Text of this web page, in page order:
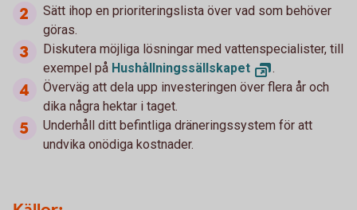
Sätt ihop en prioriteringslista över vad som behöver
göras.
Diskutera möjliga lösningar med vattenspecialister, till
exempel på Hushållningssällskapet
.
Överväg att dela upp investeringen över flera år och
dika några hektar i taget.
Underhåll ditt befintliga dräneringssystem för att
undvika onödiga kostnader.